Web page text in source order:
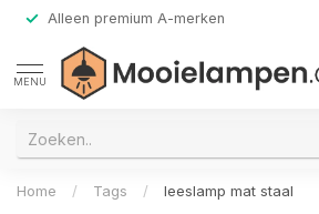
Alleen premium A-merken
MENU
Home / Tags / leeslamp mat staal